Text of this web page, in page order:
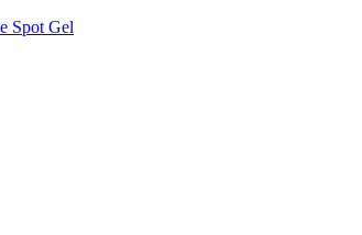
Spot Gel